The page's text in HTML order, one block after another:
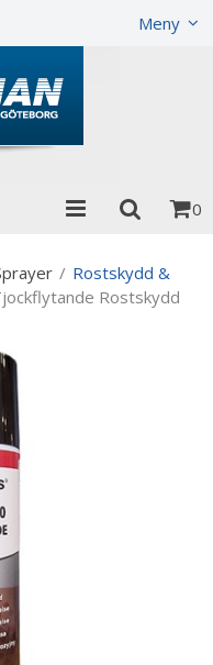
Meny
0
/ Rostskydd &
Rostskydd